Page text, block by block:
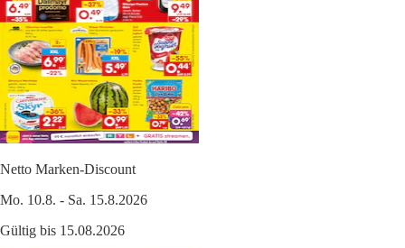
Netto Marken-Discount
Mo. 10.8. - Sa. 15.8.2026
Gültig bis 15.08.2026